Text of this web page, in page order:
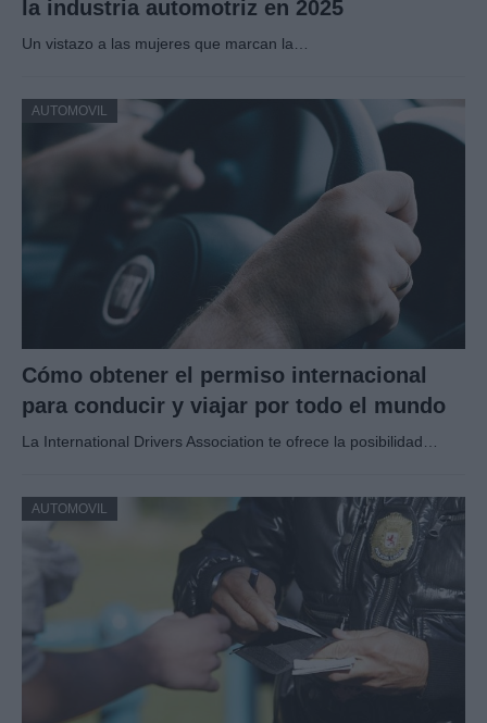
la industria automotriz en 2025
Un vistazo a las mujeres que marcan la…
AUTOMOVIL
Cómo obtener el permiso internacional
para conducir y viajar por todo el mundo
La International Drivers Association te ofrece la posibilidad…
AUTOMOVIL